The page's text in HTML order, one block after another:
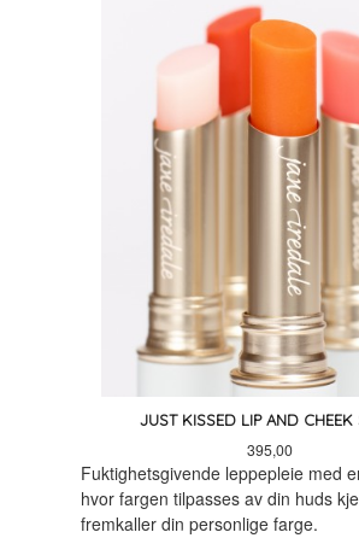
JUST KISSED LIP AND CHEEK
Pris
395,00
Fuktighetsgivende leppepleie med
hvor fargen tilpasses av din huds
fremkaller din personlige farge.